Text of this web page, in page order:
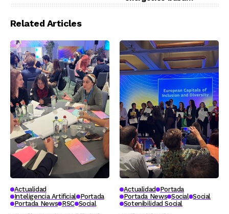
Related Articles
Actualidad
Inteligencia Artificial Portada
Portada News RSC Social
Actualidad
Portada
Portada News Social Social
Sotenibilidad Social